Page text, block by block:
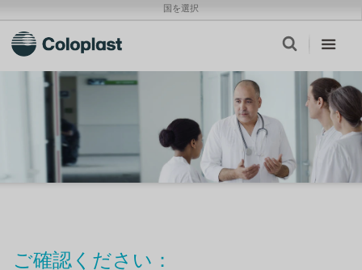
国を選択
ご確認ください：